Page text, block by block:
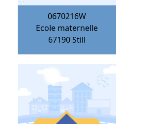
0670216W
Ecole maternelle
67190Still